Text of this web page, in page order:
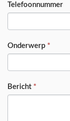
Telefoonnummer
Onderwerp *
Bericht *